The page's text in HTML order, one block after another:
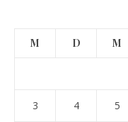
M D M
3 4 5